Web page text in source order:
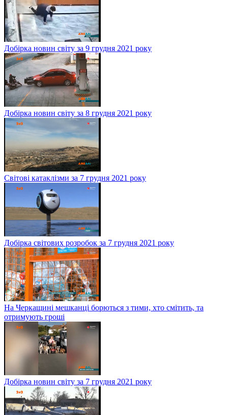
Добірка новин світу за 9 грудня 2021 року
Добірка новин світу за 8 грудня 2021 року
Світові катаклізми за 7 грудня 2021 року
Добірка світових розробок за 7 грудня 2021 року
На Черкащині мешканці борються з тими, хто смітить, та
отримують гроші
Добірка новин світу за 7 грудня 2021 року